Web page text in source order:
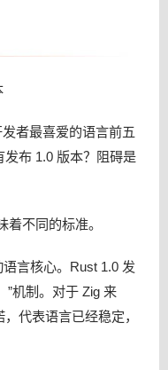
者最喜爱的语言前五
布 1.0 版本？阻碍是
着不同的标准。
言核心。Rust 1.0 发
”机制。对于 Zig 来
代表语言已经稳定，